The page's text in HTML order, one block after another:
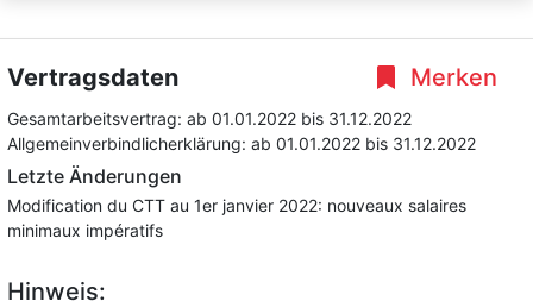
Merken
Vertragsdaten
Gesamtarbeitsvertrag: ab 01.01.2022 bis 31.12.2022
Allgemeinverbindlicherklärung: ab 01.01.2022 bis 31.12.2022
Letzte Änderungen
Modification du CTT au 1er janvier 2022: nouveaux salaires
minimaux impératifs
Hinweis: